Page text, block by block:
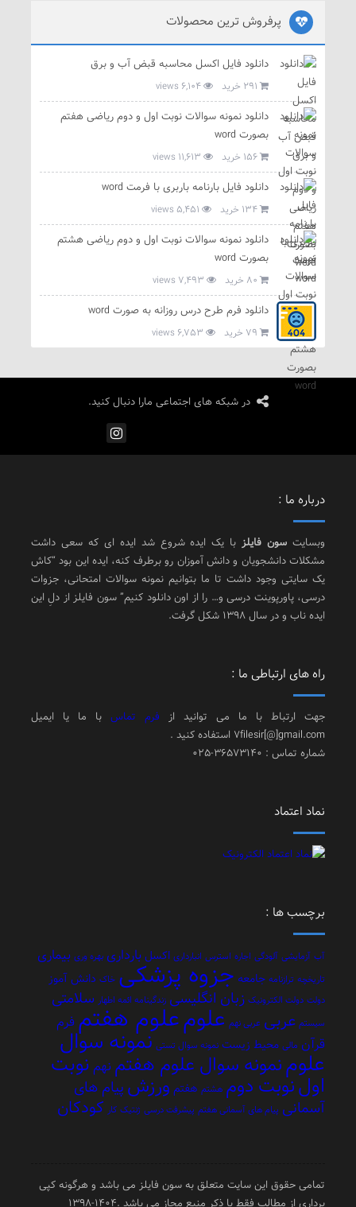
پرفروش ترین محصولات
دانلود فایل اکسل محاسبه قبض آب و برق
291 خرید 6,104 views
دانلود نمونه سوالات نوبت اول و دوم ریاضی هفتم
بصورت word
156 خرید
دانلود فایل بارنامه باربری با فرمت word
134 خرید
دانلود نمونه سوالات نوبت اول و دوم ریاضی هشتم
بصورت word
80 خرید
دانلود فرم طرح درس روزانه به صورت word
79 خرید
در شبکه های اجتماعی مارا دنبال کنید.
درباره ما :
وبسایت سون فایلزبا یک ایده شروع شد ایده ای که سعی داشت
مشکلات دانشجویان و دانش آموزان رو برطرف کنه، ایده این بود “کاش
یک سایتی وجود داشت تا ما بتوانیم نمونه سوالات امتحانی، جزوات
درسی، پاورپوینت درسی و… را از اون دانلود کنیم” سون فایلز از دلِ این
ایده ناب و در سال 1398 شکل گرفت.
راه های ارتباطی ما :
جهت ارتباط با ما می توانید از فرم تماس با ما یا ایمیل
7filesir[@]gmail.com استفاده کنید .
شماره تماس : 36573140-025
نماد اعتماد
برچسب ها :
آب آزمایشی آلودگی اجاره استرس انبارداری اکسلبارداری بهره وری بیماری
تاریخچه ترازنامه جامعه جزوه پزشکی خاک دانش آموز
دولت دولت الکترونیک زبان انگلیسی زندگینامه ائمه اطهار سلامتی
سیستم عربی عربی نهم علومعلوم هفتمفرم
قرآن مالی محیط زیست نمونه سوال تستی نمونه سوال
علومنمونه سوال علوم هفتمنهم نوبت
اولنوبت دوم هشتم هفتم ورزشپیام های
آسمانی پیام های آسمانی هفتم پیشرفت درسی ژنتیک کار کودکان
تمامی حقوق این سایت متعلق به سون فایلز می باشد و هرگونه کپی
برداری از مطالب فقط با ذکر منبع مجاز می باشد .1404-1398